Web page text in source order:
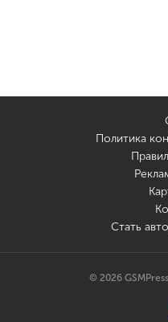
Политика
Стать
© 2026